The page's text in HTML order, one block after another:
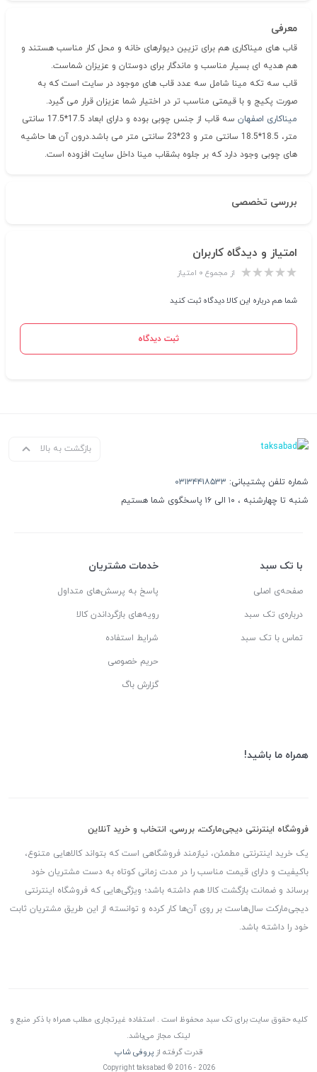
معرفی
قاب های میناکاری هم برای تزیین دیوارهای خانه و محل کار مناسب هستند و
هم هدیه ای بسیار مناسب و ماندگار برای دوستان و عزیزان شماست.
قاب سه تکه مینا شامل سه عدد قاب های موجود در سایت است که به
صورت پکیج و با قیمتی مناسب تر در اختیار شما عزیزان قرار می گیرد.
میناکاری اصفهان
سه قاب از جنس چوبی بوده و دارای ابعاد 17.5*17.5 سانتی
متر، 18.5*18.5 سانتی متر و 23*23 سانتی متر می باشد.درون آن ها حاشیه
های چوبی وجود دارد که بر جلوه بشقاب مینا داخل سایت افزوده است.
بررسی تخصصی
امتیاز و دیدگاه کاربران
از مجموع ۰ امتیاز
شما هم درباره این کالا دیدگاه ثبت کنید
ثبت دیدگاه
بازگشت به بالا
شماره تلفن پشتیبانی: ۰۳۱۳۴۴۱۸۵۳۳
شنبه تا چهارشنبه ، ۱۰ الی ۱۶ پاسخگوی شما هستیم
با تک سبد
صفحه‌ی اصلی
درباره‌ی تک سبد
تماس با تک سبد
خدمات مشتریان
پاسخ به پرسش‌های متداول
رویه‌های بازگرداندن کالا
شرایط استفاده
حریم خصوصی
گزارش باگ
همراه ما باشید!
فروشگاه اینترنتی دیجی‌مارکت، بررسی، انتخاب و خرید آنلاین
یک خرید اینترنتی مطمئن، نیازمند فروشگاهی است که بتواند کالاهایی متنوع،
باکیفیت و دارای قیمت مناسب را در مدت زمانی کوتاه به دست مشتریان خود
برساند و ضمانت بازگشت کالا هم داشته باشد؛ ویژگی‌هایی که فروشگاه اینترنتی
دیجی‌مارکت سال‌هاست بر روی آن‌ها کار کرده و توانسته از این طریق مشتریان ثابت
خود را داشته باشد.
کلیه حقوق سایت برای تک سبد محفوظ است . استفاده غیرتجاری مطلب همراه با ذکر منبع و
لینک مجاز می‌باشد.
قدرت گرفته ازپروفی شاپ
Copyright taksabad © 2016 - 2026